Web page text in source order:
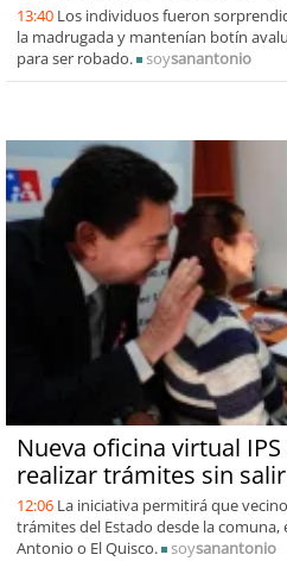
13:40 Los individuos fueron
la madrugada y mantenían botín
para ser robado.
soysanantonio
Nueva oficina virtual
realizar trámites sin
12:06 La iniciativa permitirá que
trámites del Estado desde la comuna,
Antonio o El Quisco.
soysanantonio